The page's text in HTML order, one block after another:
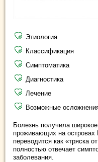
Этиология
Классификация
Симптоматика
Диагностика
Лечение
Возможные
Болезнь получила
проживающих на островах
переводится как «тряска
полностью отвечает
заболевания.